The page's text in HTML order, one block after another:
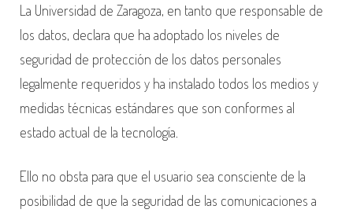
La Universidad de Zaragoza, en tanto que responsable de
los datos, declara que ha adoptado los niveles de
seguridad de protección de los datos personales
legalmente requeridos y ha instalado todos los medios y
medidas técnicas estándares que son conformes al
estado actual de la tecnología.
Ello no obsta para que el usuario sea consciente de la
posibilidad de que la seguridad de las comunicaciones a